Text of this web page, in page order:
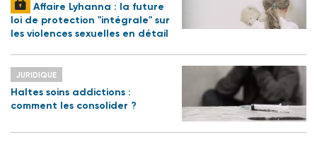
Affaire Lyhanna : la future
loi de protection "intégrale" sur
les violences sexuelles en détail
JURIDIQUE
Haltes soins addictions :
comment les consolider ?